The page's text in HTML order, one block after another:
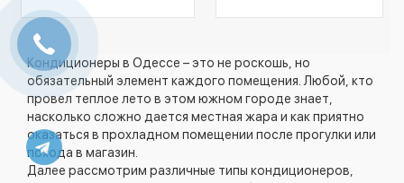
Кондиционеры в Одессе – это не роскошь, но
обязательный элемент каждого помещения. Любой, кто
провел теплое лето в этом южном городе знает,
насколько сложно дается местная жара и как приятно
оказаться в прохладном помещении после прогулки или
похода в магазин.
Далее рассмотрим различные типы кондиционеров,